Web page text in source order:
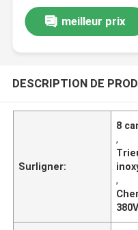
meilleur prix
DESCRIPTION DE
Surligner:
8
,
,